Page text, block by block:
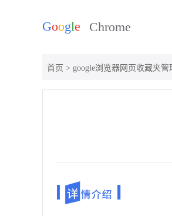
首页 > google浏览器网页收藏夹管